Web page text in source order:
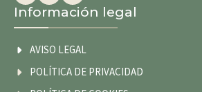
Información legal
AVISO LEGAL
POLÍTICA DE PRIVACIDAD